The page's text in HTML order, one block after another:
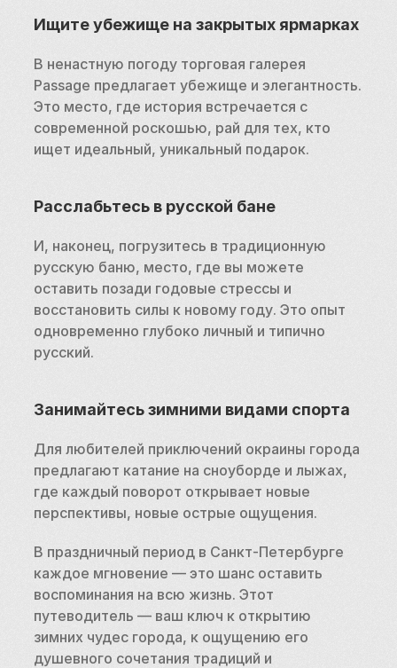
Ищите убежище на закрытых ярмарках
В ненастную погоду торговая галерея
Passage предлагает убежище и элегантность.
Это место, где история встречается с
современной роскошью, рай для тех, кто
ищет идеальный, уникальный подарок.
Расслабьтесь в русской бане
И, наконец, погрузитесь в традиционную
русскую баню, место, где вы можете
оставить позади годовые стрессы и
восстановить силы к новому году. Это опыт
одновременно глубоко личный и типично
русский.
Занимайтесь зимними видами спорта
Для любителей приключений окраины города
предлагают катание на сноуборде и лыжах,
где каждый поворот открывает новые
перспективы, новые острые ощущения.
В праздничный период в Санкт-Петербурге
каждое мгновение — это шанс оставить
воспоминания на всю жизнь. Этот
путеводитель — ваш ключ к открытию
зимних чудес города, к ощущению его
душевного сочетания традиций и